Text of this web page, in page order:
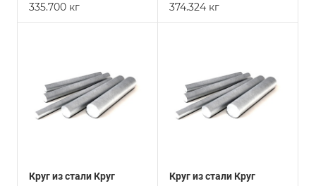
335.700 кг 374.324 кг
Круг из стали Круг
Круг из стали Круг